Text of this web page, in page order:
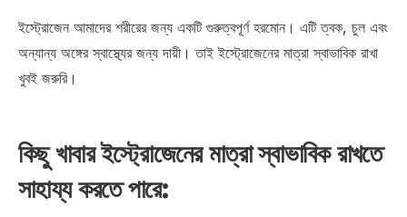
ইস্ট্রোজেন আমাদের শরীরের জন্য একটি গুরুত্বপূর্ণ হরমোন। এটি ত্বক, চুল এবং
অন্যান্য অঙ্গের স্বাস্থ্যের জন্য দায়ী। তাই ইস্ট্রোজেনের মাত্রা স্বাভাবিক রাখা
খুবই জরুরি।
কিছু খাবার ইস্ট্রোজেনের মাত্রা স্বাভাবিক রাখতে
সাহায্য করতে পারে: